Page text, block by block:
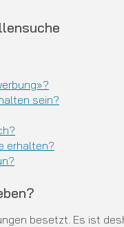
sein?
erhalten?
besetzt. Es ist